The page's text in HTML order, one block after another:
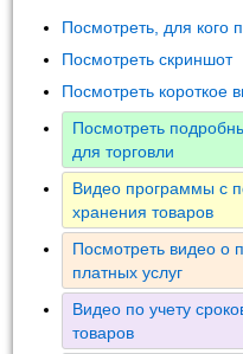
Посмотреть, для кого
Посмотреть скриншот
Посмотреть короткое
Посмотреть
для торговли
Видео программы с
хранения товаров
Посмотреть видео о
платных услуг
Видео по учету
товаров